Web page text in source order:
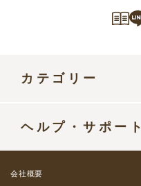
カテゴリー
部品・パーツ
ヘルプ・サポート
会社概要